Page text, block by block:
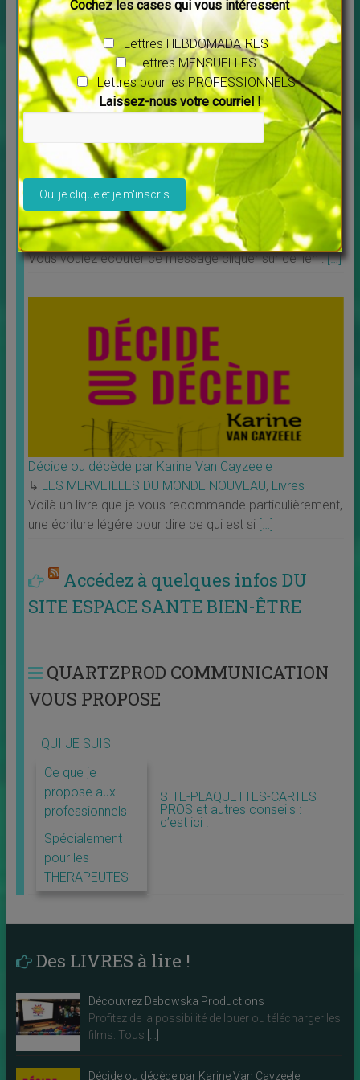
films. Tous les films vous sont proposés en[…]
Message pour l’année 2025 Maitre Saint Germain
↳LES MERVEILLES DU MONDE NOUVEAU
Vous voulez écouter ce message cliquer sur ce lien :[…]
Décide ou décède par Karine Van Cayzeele
↳ LES MERVEILLES DU MONDE NOUVEAU, Livres
Voilà un livre que je vous recommande particulièrement,
une écriture légére pour dire ce qui est si […]
Accédez à quelques infos DU
SITE ESPACE SANTE BIEN-ÊTRE
QUARTZPROD COMMUNICATION
VOUS PROPOSE
QUI JE SUIS
Ce que je
propose aux
professionnels
Spécialement
pour les
THERAPEUTES
SITE-PLAQUETTES-CARTES
PROS et autres conseils :
c’est ici !
Des LIVRES à lire !
Découvrez Debowska Productions
Profitez de la possibilité de louer ou télécharger les
films. Tous […]
Décide ou décède par Karine Van Cayzeele
Cochez les cases qui vous intéressent
Lettres HEBDOMADAIRES
Lettres MENSUELLES
Lettres pour les PROFESSIONNELS
Laissez-nous votre courriel !
Veuillez laisser ce champ vide.